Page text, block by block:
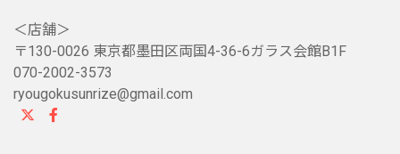
＜店舗＞
〒130-0026 東京都墨田区両国4-36-6ガラス会館B1F
070-2002-3573
ryougokusunrize@gmail.com